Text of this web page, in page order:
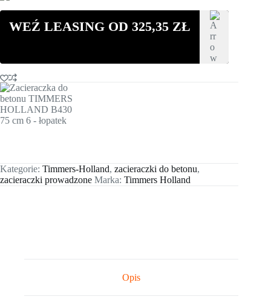
75
cmWEŹ LEASING OD 325,35 ZŁ
Kategorie: Timmers-Holland, zacieraczki do betonu,
zacieraczki prowadzone Marka: Timmers Holland
Opis